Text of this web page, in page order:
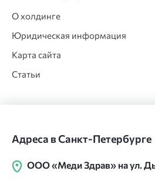
О холдинге
Юридическая информация
Карта сайта
Статьи
Адреса в Санкт-Петербурге
ООО «Меди Здрав» на ул.